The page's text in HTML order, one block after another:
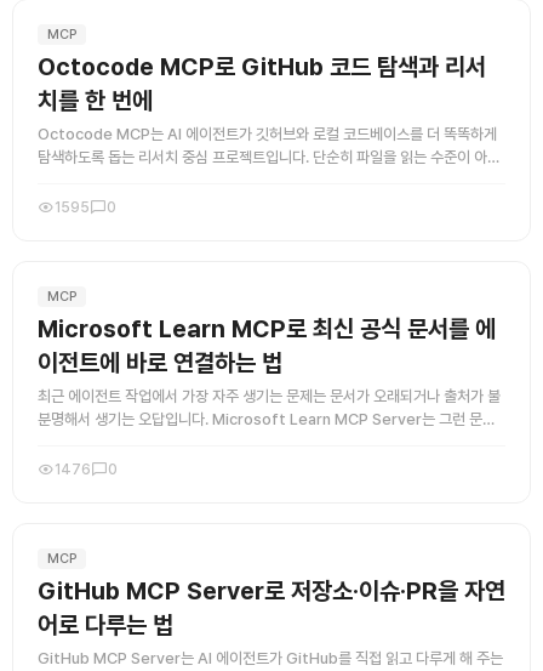
MCP
Octocode MCP로 GitHub 코드 탐색과 리서
치를 한 번에
Octocode MCP는 AI 에이전트가 깃허브와 로컬 코드베이스를 더 똑똑하게
탐색하도록 돕는 리서치 중심 프로젝트입니다. 단순히 파일을 읽는 수준이 아니
1595 0
MCP
Microsoft Learn MCP로 최신 공식 문서를 에
이전트에 바로 연결하는 법
최근 에이전트 작업에서 가장 자주 생기는 문제는 문서가 오래되거나 출처가 불
분명해서 생기는 오답입니다. Microsoft Learn MCP Server는 그런 문제
1476 0
MCP
GitHub MCP Server로 저장소·이슈·PR을 자연
어로 다루는 법
GitHub MCP Server는 AI 에이전트가 GitHub를 직접 읽고 다루게 해 주는